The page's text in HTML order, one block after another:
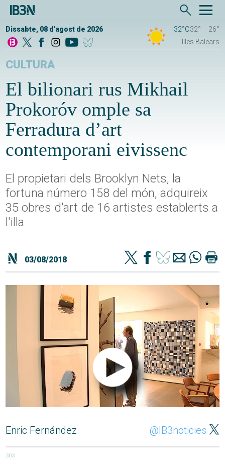
Dissabte, 08 d'agost de 2026 32°C32°
26°
Illes Balears
CULTURA
El bilionari rus Mikhail
Prokoróv omple sa
Ferradura d’art
contemporani eivissenc
El propietari dels Brooklyn Nets, la
fortuna número 158 del món, adquireix
35 obres d'art de 16 artistes establerts a
l'illa
03/08/2018
Enric Fernández @IB3noticies
303